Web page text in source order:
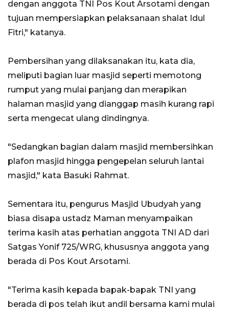
dengan anggota TNI Pos Kout Arsotami dengan
tujuan mempersiapkan pelaksanaan shalat Idul
Fitri," katanya.
Pembersihan yang dilaksanakan itu, kata dia,
meliputi bagian luar masjid seperti memotong
rumput yang mulai panjang dan merapikan
halaman masjid yang dianggap masih kurang rapi
serta mengecat ulang dindingnya.
"Sedangkan bagian dalam masjid membersihkan
plafon masjid hingga pengepelan seluruh lantai
masjid," kata Basuki Rahmat.
Sementara itu, pengurus Masjid Ubudyah yang
biasa disapa ustadz Maman menyampaikan
terima kasih atas perhatian anggota TNI AD dari
Satgas Yonif 725/WRG, khususnya anggota yang
berada di Pos Kout Arsotami.
"Terima kasih kepada bapak-bapak TNI yang
berada di pos telah ikut andil bersama kami mulai